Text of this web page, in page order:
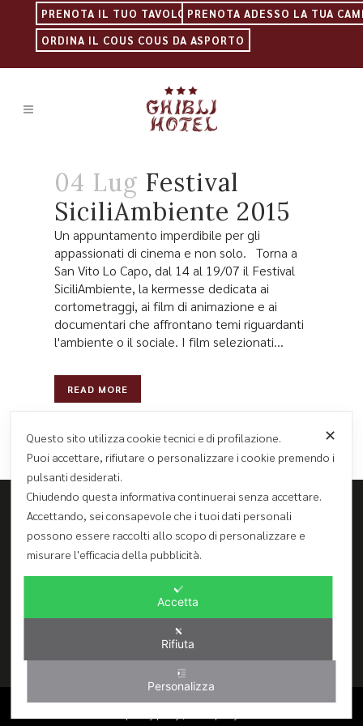
PRENOTA IL TUO TAVOLO
ORDINA IL COUS COUS DA ASPORTO
PRENOTA ADESSO LA TUA
04 Lug Festival
SiciliAmbiente 2015
Un appuntamento imperdibile per gli
appassionati di cinema e non solo. Torna a
San Vito Lo Capo, dal 14 al 19/07 il Festival
SiciliAmbiente, la kermesse dedicata ai
cortometraggi, ai film di animazione e ai
documentari che affrontano temi riguardanti
l'ambiente o il sociale. I film selezionati...
READ MORE
Ghibli Hotel S.r.l.
Via Regina Margherita 80 - 91030 San Vito lo Capo (TP)
Tel. 0923974155 – Fax 0923621566
info@ghiblihotel.it
CIR 19081020A399527 (Ghibli Hotel) - CIR 1908110B400484 (Ghibli
Rooms)
✕
Questo sito utilizza cookie tecnici e di profilazione.
Puoi accettare, rifiutare o personalizzare i cookie premendo i
pulsanti desiderati.
Chiudendo questa informativa continuerai senza accettare.
Accettando, sei consapevole che i tuoi dati personali
possono essere raccolti allo scopo di personalizzare e
misurare l'efficacia della pubblicità.
Accetta
Rifiuta
Personalizza